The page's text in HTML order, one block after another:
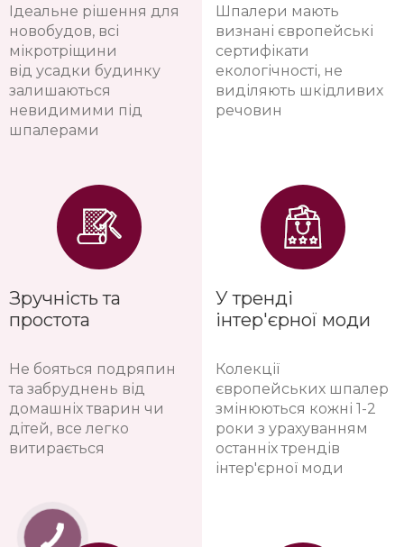
Ідеальне рішення для
новобудов, всі
мікротріщини
від усадки будинку
залишаються
невидимими під
шпалерами
Зручність та
простота
Не бояться подряпин
та забруднень від
домашніх тварин чи
дітей, все легко
витирається
Шпалери мають
визнані європейські
сертифікати
екологічності, не
виділяють шкідливих
речовин
У тренді
інтер'єрної моди
Колекції
європейських шпалер
змінюються кожні 1-2
роки з урахуванням
останніх трендів
інтер'єрної моди